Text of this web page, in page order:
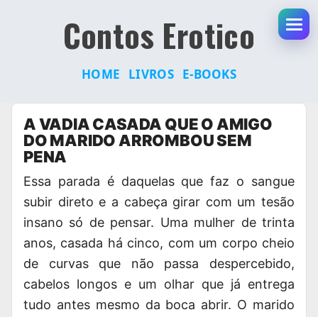
Contos Erotico
HOME LIVROS E-BOOKS
Pular
para
conteúdo
A VADIA CASADA QUE O AMIGO
DO MARIDO ARROMBOU SEM
PENA
Essa parada é daquelas que faz o sangue
subir direto e a cabeça girar com um tesão
insano só de pensar. Uma mulher de trinta
anos, casada há cinco, com um corpo cheio
de curvas que não passa despercebido,
cabelos longos e um olhar que já entrega
tudo antes mesmo da boca abrir. O marido